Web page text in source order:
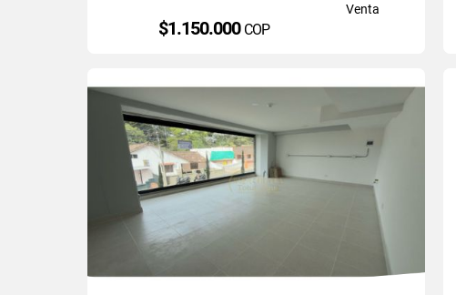
Venta
$1.150.000 COP